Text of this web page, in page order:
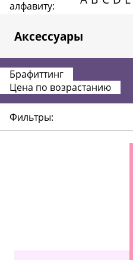
алфавиту:
Аксессуары
Брафиттинг
Цена по возрастанию
Фильтры: